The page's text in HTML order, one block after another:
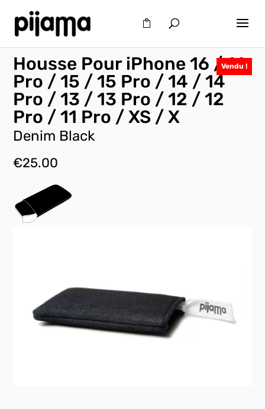
Vendu !
Housse Pour iPhone 16 / 16
Pro / 15 / 15 Pro / 14 / 14
Pro / 13 / 13 Pro / 12 / 12
Pro / 11 Pro / XS / X
Denim Black
€25.00